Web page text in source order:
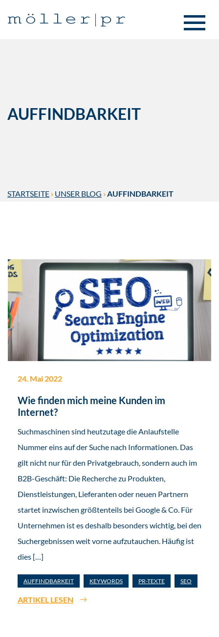
AUFFINDBARKEIT
STARTSEITE › UNSER BLOG › AUFFINDBARKEIT
24. Mai 2022
Wie finden mich meine Kunden im
Internet?
Suchmaschinen sind heutzutage die Anlaufstelle
Nummer eins auf der Suche nach Informationen. Das
gilt nicht nur für den Privatgebrauch, sondern auch im
B2B-Geschäft: Die Recherche zu Produkten,
Dienstleistungen, Lieferanten oder neuen Partnern
startet inzwischen größtenteils bei Google & Co. Für
Unternehmen ist es deshalb besonders wichtig, bei den
Suchergebnissen weit vorne aufzutauchen. Häufig ist
dies […]
AUFFINDBARKEIT KEYWORDS PR-TEXTE SEO
ARTIKEL LESEN